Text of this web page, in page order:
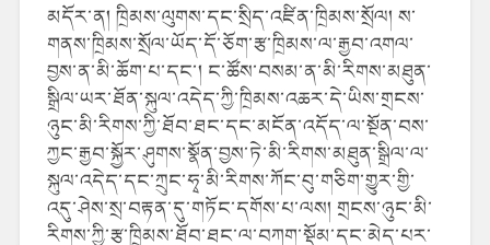
མདོར་ན། ཁྲིམས་ལུགས་དང་སྲིད་འཛིན་ཁྲིམས་སྲོལ། ས་
གནས་ཁྲིམས་སྲོལ་ཡོད་དོ་ཅོག་རྩ་ཁྲིམས་ལ་རྒྱབ་འགལ་
བྱས་ན་མི་ཆོག་པ་དང་། ང་ཚོས་བསམ་ན་མི་རིགས་མཐུན་
སྒྲིལ་ཡར་ཐོན་སྐུལ་འདེད་ཀྱི་ཁྲིམས་འཆར་དེ་ཡིས་གྲངས་
ཉུང་མི་རིགས་ཀྱི་ཐོབ་ཐང་དང་མངོན་འདོད་ལ་སྔོན་བས་
ཀྱང་རྒྱབ་སྐྱོར་ཤུགས་སྣོན་བྱས་ཏེ་མི་རིགས་མཐུན་སྒྲིལ་ལ་
སྐུལ་འདེད་དང་ཀྲུང་ཧྭ་མི་རིགས་ཀོང་བུ་གཅིག་གྱུར་གྱི་
འདུ་ཤེས་སྲ་བརྟན་དུ་གཏོང་དགོས་པ་ལས། གྲངས་ཉུང་མི་
རིགས་ཀྱི་རྩ་ཁྲིམས་ཐོབ་ཐང་ལ་བཀག་སྡོམ་དང་མེད་པར་